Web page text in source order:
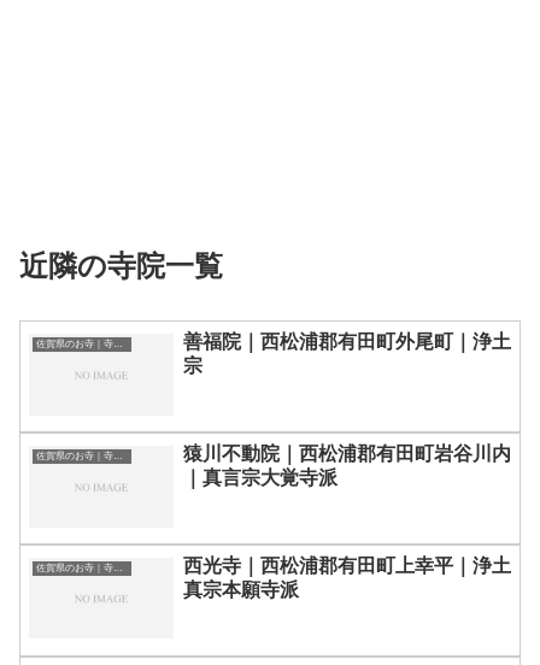
近隣の寺院一覧
佐賀県のお寺｜寺院一覧
善福院｜西松浦郡有田町外尾町｜浄土
宗
佐賀県のお寺｜寺院一覧
猿川不動院｜西松浦郡有田町岩谷川内
｜真言宗大覚寺派
佐賀県のお寺｜寺院一覧
西光寺｜西松浦郡有田町上幸平｜浄土
真宗本願寺派